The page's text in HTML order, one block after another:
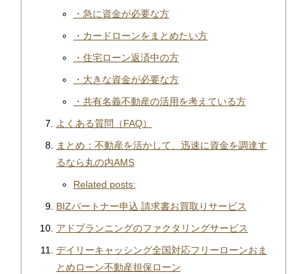
・急に資金が必要な方
・カードローンをまとめたい方
・住宅ローン返済中の方
・大きな資金が必要な方
・共有名義不動産の活用を考えている方
よくある質問（FAQ）
まとめ：不動産を活かして、迅速に資金を調達す
るなら丸の内AMS
Related posts:
BIZパートナー申込 請求書お買取りサービス
アドプランニングのファクタリングサービス
デイリーキャッシング全国対応フリーローンおま
とめローン不動産担保ローン